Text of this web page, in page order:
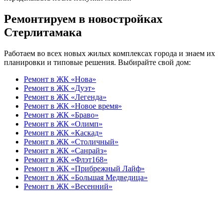
Ремонтируем в новостройках
Стерлитамака
Работаем во всех новых жилых комплексах города и знаем их
планировки и типовые решения. Выбирайте свой дом:
Ремонт в ЖК «Нова»
Ремонт в ЖК «Дуэт»
Ремонт в ЖК «Легенда»
Ремонт в ЖК «Новое время»
Ремонт в ЖК «Браво»
Ремонт в ЖК «Олимп»
Ремонт в ЖК «Каскад»
Ремонт в ЖК «Столичный»
Ремонт в ЖК «Санрайз»
Ремонт в ЖК «Флэт168»
Ремонт в ЖК «Прибрежный Лайф»
Ремонт в ЖК «Большая Медведица»
Ремонт в ЖК «Весенний»